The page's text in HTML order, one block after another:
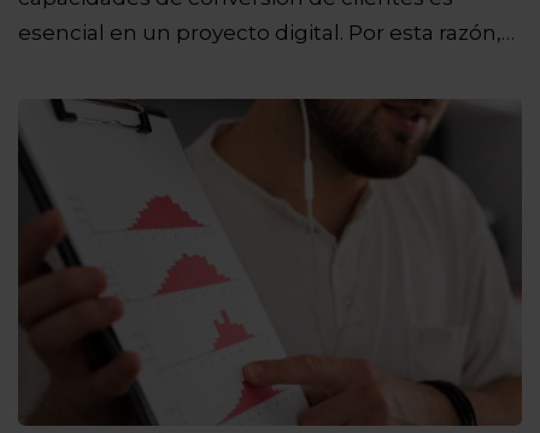
esencial en un proyecto digital. Por esta razón,…